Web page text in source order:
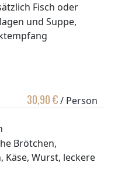
Fisch oder
und Suppe,
30,90 €/ Person
Brötchen,
Wurst, leckere